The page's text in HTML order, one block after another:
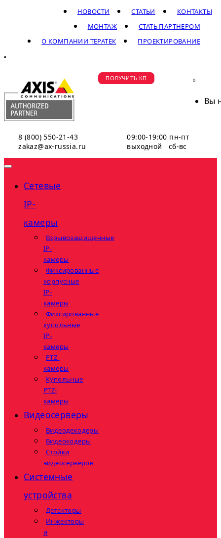
КОНТАКТЫ
СТАТЬИ
НОВОСТИ
СТАТЬ ПАРТНЕРОМ
МОНТАЖ
ПРОЕКТИРОВАНИЕ
О КОМПАНИИ ТЕРАТЕК
8 (800) 550-21-43
zakaz@ax-russia.ru
09:00-19:00 пн-пт
выходной сб-вс
ПОЛУЧИТЬ КП 0
Вы
Сетевые
IP-
камеры
Взрывозащищенные
IP-
камеры
Фиксированные
корпусные
IP-
камеры
Фиксированные
купольные
IP-
камеры
PTZ-
камеры
Купольные
PTZ-
камеры
Видеосерверы
Видеодекодеры
Видеокодеры
Стойки
видеосерверов
Системные
устройства
Детекторы
Инжекторы
и